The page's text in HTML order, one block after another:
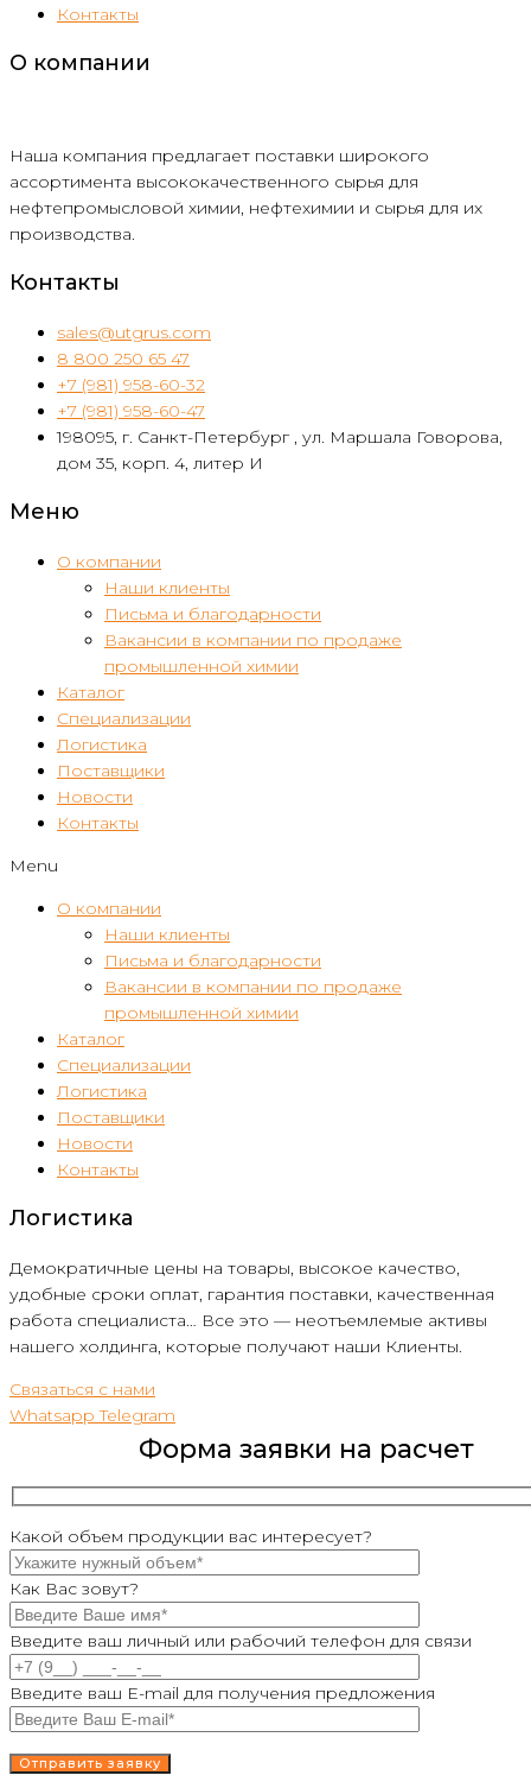
Контакты
О компании
Наша компания предлагает поставки широкого
ассортимента высококачественного сырья для
нефтепромысловой химии, нефтехимии и сырья для их
производства.
Контакты
sales@utgrus.com
8 800 250 65 47
+7 (981) 958-60-32
+7 (981) 958-60-47
198095, г. Санкт-Петербург , ул. Маршала Говорова,
дом 35, корп. 4, литер И
Меню
О компании
Наши клиенты
Письма и благодарности
Вакансии в компании по продаже
промышленной химии
Каталог
Специализации
Логистика
Поставщики
Новости
Контакты
Menu
О компании
Наши клиенты
Письма и благодарности
Вакансии в компании по продаже
промышленной химии
Каталог
Специализации
Логистика
Поставщики
Новости
Контакты
Логистика
Демократичные цены на товары, высокое качество,
удобные сроки оплат, гарантия поставки, качественная
работа специалиста… Все это — неотъемлемые активы
нашего холдинга, которые получают наши Клиенты.
Связаться с нами
Whatsapp Telegram
Форма заявки на расчет
Какой объем продукции вас интересует?
Как Вас зовут?
Введите ваш личный или рабочий телефон для связи
Введите ваш E-mail для получения предложения